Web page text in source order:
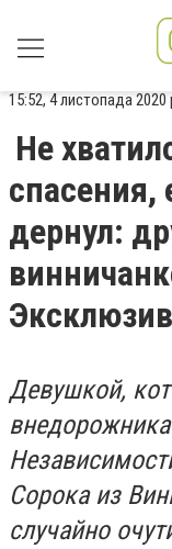
15:52, 4 листопада 2020
Не
спасения,
дернул:
Эксклюзив
Девушкой,
Сорока из
случайно